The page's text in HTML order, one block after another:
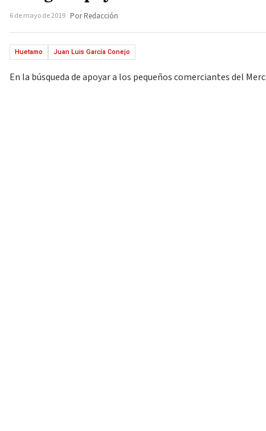
6 de mayo de 2019 Por Redacción
Huetamo Juan Luis García Conejo
En la búsqueda de apoyar a los pequeños comerciantes del